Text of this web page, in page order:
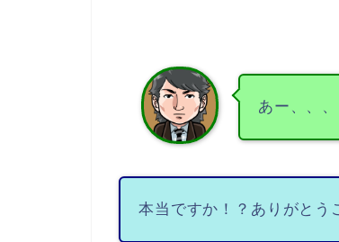
あー、、
本当ですか！？ありがとう